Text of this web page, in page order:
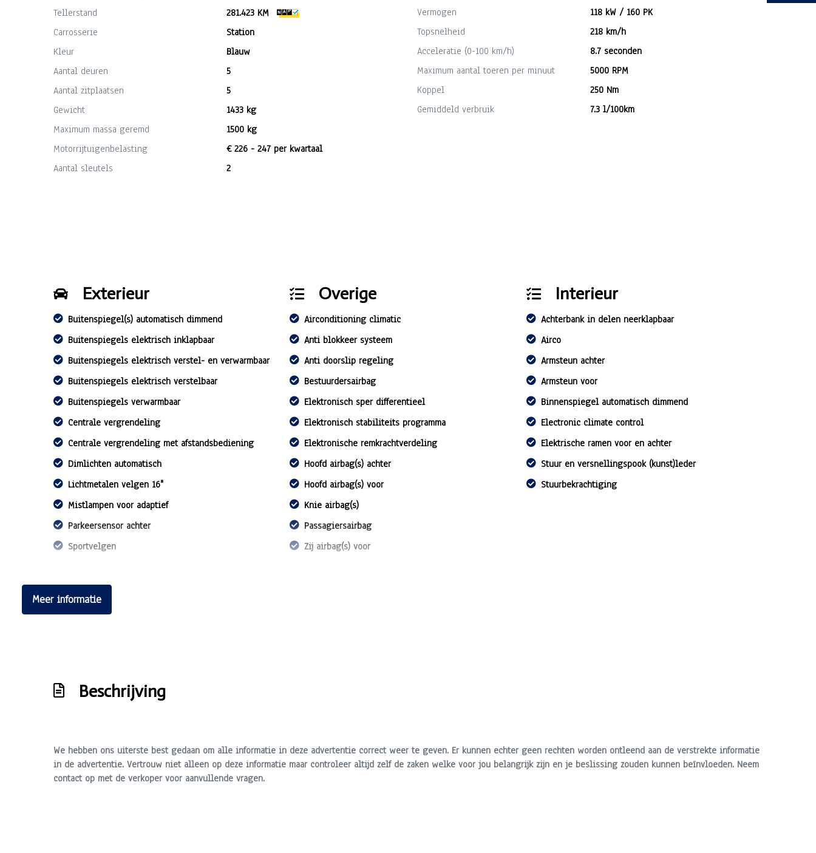
Tellerstand
281.423 KM
Carrosserie
Station
Kleur
Blauw
Aantal deuren
5
Aantal zitplaatsen
5
Gewicht
1433 kg
Maximum massa geremd
1500 kg
Motorrijtuigenbelasting
€ 226 - 247 per kwartaal
Aantal sleutels
2
Vermogen
118 kW / 160 PK
Topsnelheid
218 km/h
Acceleratie (0-100 km/h)
8.7 seconden
Maximum aantal toeren per minuut
5000 RPM
Koppel
250 Nm
Gemiddeld verbruik
7.3 l/100km
Exterieur
Buitenspiegel(s) automatisch dimmend
Buitenspiegels elektrisch inklapbaar
Buitenspiegels elektrisch verstel- en verwarmbaar
Buitenspiegels elektrisch verstelbaar
Buitenspiegels verwarmbaar
Centrale vergrendeling
Centrale vergrendeling met afstandsbediening
Dimlichten automatisch
Lichtmetalen velgen 16"
Mistlampen voor adaptief
Parkeersensor achter
Sportvelgen
Overige
Airconditioning climatic
Anti blokkeer systeem
Anti doorslip regeling
Bestuurdersairbag
Elektronisch sper differentieel
Elektronisch stabiliteits programma
Elektronische remkrachtverdeling
Hoofd airbag(s) achter
Hoofd airbag(s) voor
Knie airbag(s)
Passagiersairbag
Zij airbag(s) voor
Interieur
Achterbank in delen neerklapbaar
Airco
Armsteun achter
Armsteun voor
Binnenspiegel automatisch dimmend
Electronic climate control
Elektrische ramen voor en achter
Stuur en versnellingspook (kunst)leder
Stuurbekrachtiging
Meer informatie
Beschrijving
We hebben ons uiterste best gedaan om alle informatie in deze advertentie correct weer te geven. Er kunnen echter geen rechten worden ontleend aan de verstrekte informatie
in de advertentie. Vertrouw niet alleen op deze informatie maar controleer altijd zelf de zaken welke voor jou belangrijk zijn en je beslissing zouden kunnen beïnvloeden. Neem
contact op met de verkoper voor aanvullende vragen.